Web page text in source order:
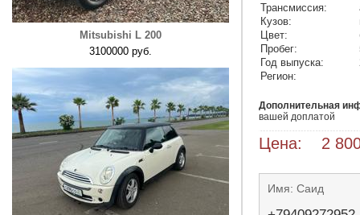
Mitsubishi L 200
3100000 руб.
Трансмиссия:
Кузов:
Цвет:
Пробег:
Год выпуска:
Регион:
Дополнительная
вашей доплатой
Цена: 2 800
Имя: Саид